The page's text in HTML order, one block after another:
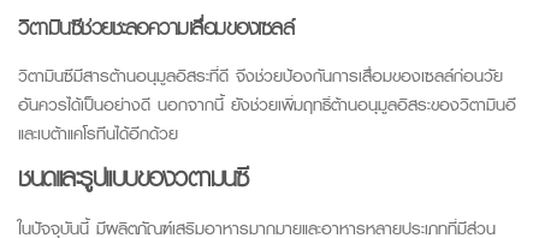
วิตามินซีช่วยชะลอความเสื่อมของเซลล์
วิตามินซีมีสารต้านอนุมูลอิสระที่ดี จึงช่วยป้องกันการเสื่อมของเซลล์ก่อนวัย
อันควรได้เป็นอย่างดี นอกจากนี้ ยังช่วยเพิ่มฤทธิ์ต้านอนุมูลอิสระของวิตามินอี
และเบต้าแคโรทีนได้อีกด้วย
ชนิดและรูปแบบของวิตามินซี
ในปัจจุบันนี้ มีผลิตภัณฑ์เสริมอาหารมากมายและอาหารหลายประเภทที่มีส่วน